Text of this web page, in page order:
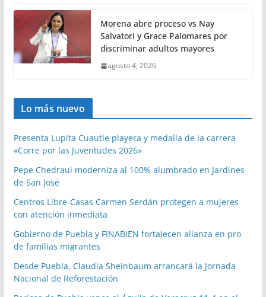
Morena abre proceso vs Nay
Salvatori y Grace Palomares por
discriminar adultos mayores
agosto 4, 2026
Lo más nuevo
Presenta Lupita Cuautle playera y medalla de la carrera
«Corre por las Juventudes 2026»
Pepe Chedraui moderniza al 100% alumbrado en Jardines
de San José
Centros Libre-Casas Carmen Serdán protegen a mujeres
con atención inmediata
Gobierno de Puebla y FINABIEN fortalecen alianza en pro
de familias migrantes
Desde Puebla, Claudia Sheinbaum arrancará la Jornada
Nacional de Reforestación